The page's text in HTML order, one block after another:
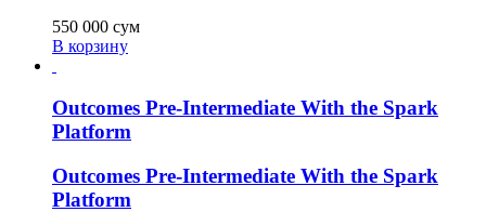
550 000 сум
В корзину
Outcomes Pre-Intermediate With the Spark
Platform
Outcomes Pre-Intermediate With the Spark
Platform